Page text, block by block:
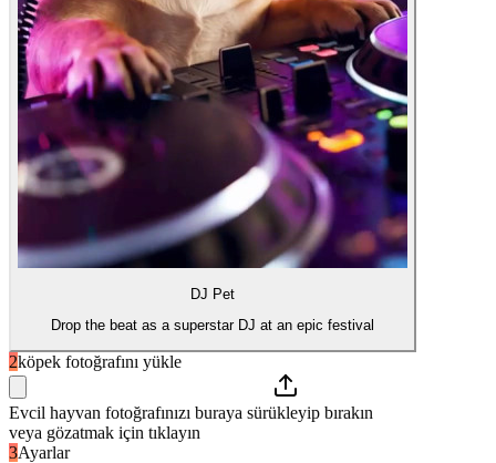
DJ Pet
Drop the beat as a superstar DJ at an epic festival
2köpek fotoğrafını yükle
Evcil hayvan fotoğrafınızı buraya sürükleyip bırakın
veya gözatmak için tıklayın
3Ayarlar